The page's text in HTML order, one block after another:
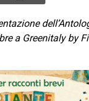
a Greenitaly by